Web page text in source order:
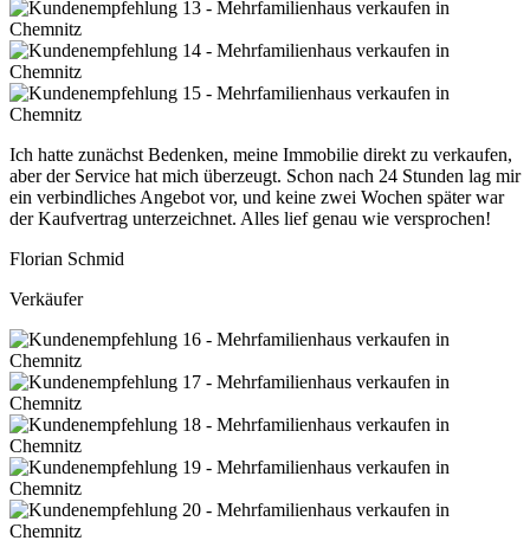
Ich hatte zunächst Bedenken, meine Immobilie direkt zu verkaufen,
aber der Service hat mich überzeugt. Schon nach 24 Stunden lag mir
ein verbindliches Angebot vor, und keine zwei Wochen später war
der Kaufvertrag unterzeichnet. Alles lief genau wie versprochen!
Florian Schmid
Verkäufer